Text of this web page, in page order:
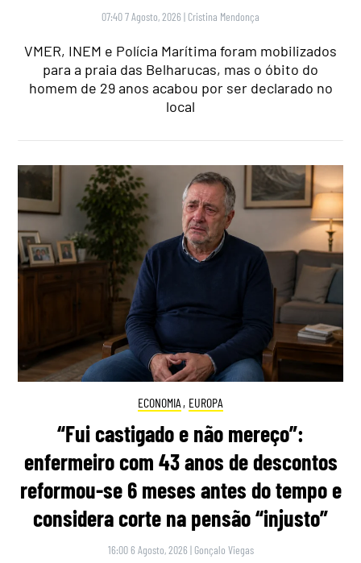
07:40 7 Agosto, 2026 | Cristina Mendonça
VMER, INEM e Polícia Marítima foram mobilizados
para a praia das Belharucas, mas o óbito do
homem de 29 anos acabou por ser declarado no
local
ECONOMIA , EUROPA
“Fui castigado e não mereço”:
enfermeiro com 43 anos de descontos
reformou-se 6 meses antes do tempo e
considera corte na pensão “injusto”
16:00 6 Agosto, 2026 | Gonçalo Viegas